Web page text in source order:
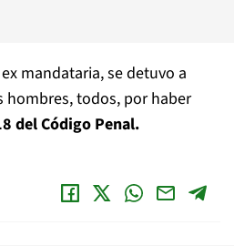
mandataria, se detuvo a
hombres, todos, por haber
del Código Penal.